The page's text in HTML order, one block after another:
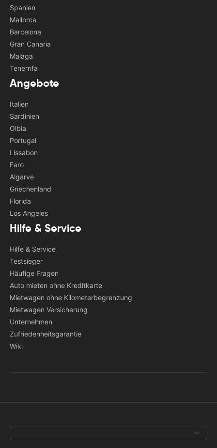
Spanien
Mallorca
Barcelona
Gran Canaria
Malaga
Tenerrifa
Angebote
Italien
Sardinien
Olbia
Portugal
Lissabon
Faro
Algarve
Griechenland
Florida
Los Angeles
Hilfe & Service
Hilfe & Service
Testsieger
Häufige Fragen
Auto mieten ohne Kreditkarte
Mietwagen ohne Kilometerbegrenzung
Mietwagen Versicherung
Unternehmen
Zufriedenheitsgarantie
Wiki